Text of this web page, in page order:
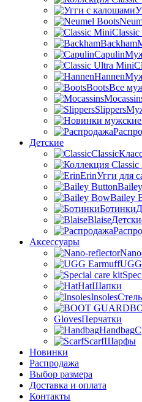
Backham
Capulin
Hannen
BootsВсе
Slippers
Детские
Classic
ErinУгги для
Bailey
Ботинки
Blaise
Аксессуары
HatШапки
Insoles
GlovesПерчатки
Handbag
ScarfШарфы
Новинки
Распродажа
Выбор размера
Доставка и оплата
Контакты